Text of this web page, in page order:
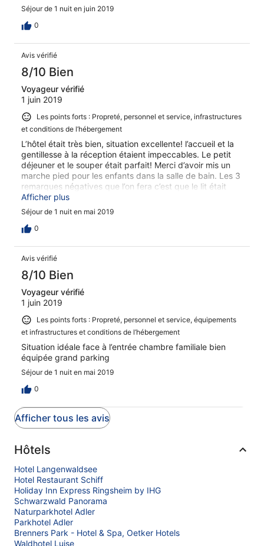
Séjour de 1 nuit en juin 2019
0
Avis vérifié
8/10 Bien
Voyageur vérifié
1 juin 2019
Les points forts : Propreté, personnel et service, infrastructures
et conditions de l’hébergement
L’hôtel était très bien, situation excellente! l’accueil et la
gentillesse à la réception étaient impeccables. Le petit
déjeuner et le souper était parfait! Merci d’avoir mis un
marche pied pour les enfants dans la salle de bain. Les 3
remarques négatives que l’on fera c’est que le lit était
trop bruyant et trop dur....la climatisation aussi était très
bruyant et les murs sont trop fins.....on entend depuis la
chambre les enfants courir et les gens discuter. Difficile
pour s’endormir.
Afficher plus
Séjour de 1 nuit en mai 2019
0
Avis vérifié
8/10 Bien
Voyageur vérifié
1 juin 2019
Les points forts : Propreté, personnel et service, équipements
et infrastructures et conditions de l’hébergement
Situation idéale face à l’entrée chambre familiale bien
équipée grand parking
Séjour de 1 nuit en mai 2019
0
Afficher tous les avis
Hôtels
Hotel Langenwaldsee
Hotel Restaurant Schiff
Holiday Inn Express Ringsheim by IHG
Schwarzwald Panorama
Naturparkhotel Adler
Parkhotel Adler
Brenners Park - Hotel & Spa, Oetker Hotels
Waldhotel Luise